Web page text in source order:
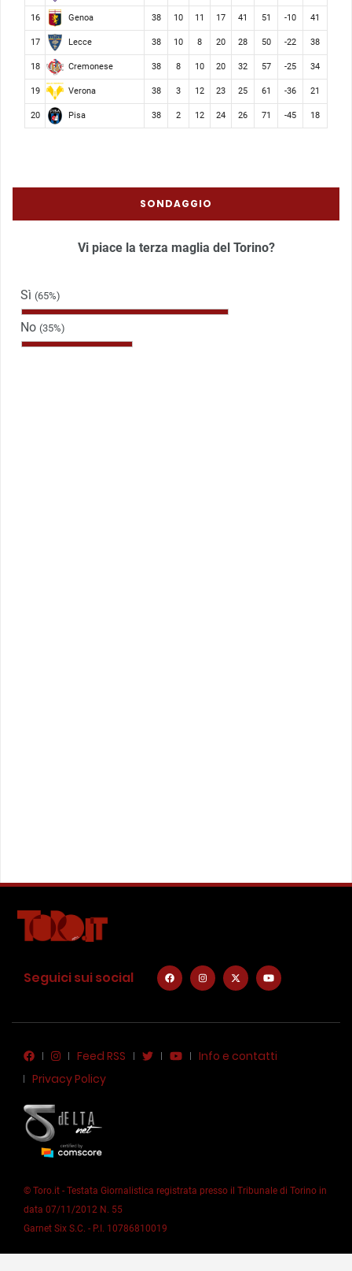
16 Genoa 38 10 11 17 41 51 -10 41
17 Lecce 38 10 8 20 28 50 -22 38
18 Cremonese 38 8 10 20 32 57 -25 34
19 Verona 38 3 12 23 25 61 -36 21
20 Pisa 38 2 12 24 26 71 -45 18
SONDAGGIO
Vi piace la terza maglia del Torino?
Sì (65%)
No (35%)
Seguici sui social
Feed RSS
Info e contatti
Privacy Policy
© Toro.it - Testata Giornalistica registrata presso il Tribunale di Torino in
data 07/11/2012 N. 55
Garnet Six S.C. - P.I. 10786810019